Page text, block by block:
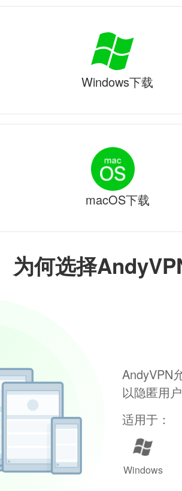
为何选择
AndyVPN
以隐匿用
适用于：
Windows
Windows下载
macOS下载